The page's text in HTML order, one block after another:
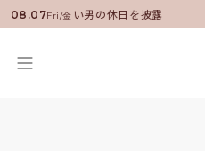
08.07Fri/金
に就任！いい男の休日を披露